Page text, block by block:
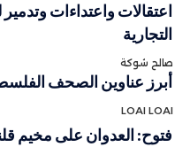
اعتقالات واعتداءات
التجارية
صالح شوكة
أبرز عناوين الصحف
LOAI LOAI
فتوح: العدوان على مخيم